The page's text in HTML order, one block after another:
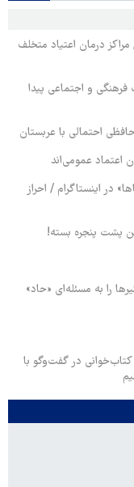
درمان اعتیاد متخلف
و اجتماعی پیدا
احتمالی با عربستان
اعتماد عمومی‌اند
در اینستاگرام / احراز
پشت پنجره بسته!
را به مسئله‌ای «حاد»
در گفت‌وگو با